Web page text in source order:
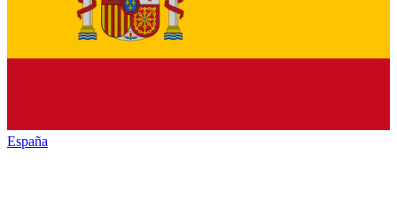
España